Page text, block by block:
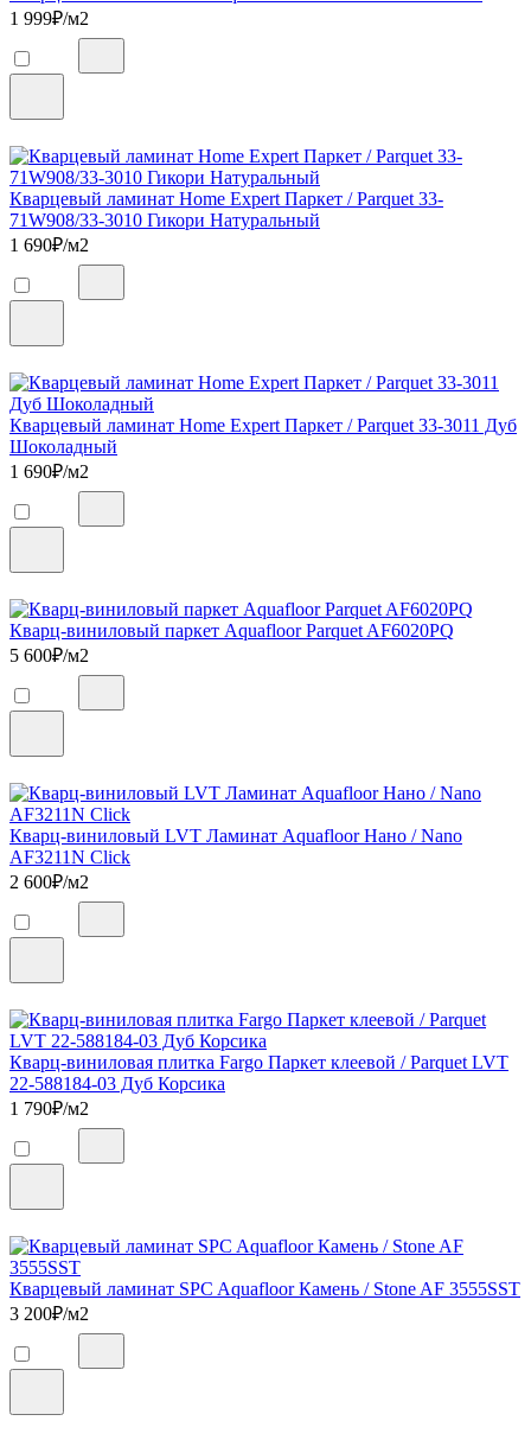
1 999₽/м2
Кварцевый ламинат Home Expert Паркет / Parquet 33-
71W908/33-3010 Гикори Натуральный
1 690₽/м2
Кварцевый ламинат Home Expert Паркет / Parquet 33-3011 Дуб
Шоколадный
1 690₽/м2
Кварц-виниловый паркет Aquafloor Parquet AF6020PQ
5 600₽/м2
Кварц-виниловый LVT Ламинат Aquafloor Нано / Nano
AF3211N Click
2 600₽/м2
Кварц-виниловая плитка Fargo Паркет клеевой / Parquet LVT
22-588184-03 Дуб Корсика
1 790₽/м2
Кварцевый ламинат SPC Aquafloor Камень / Stone AF 3555SST
3 200₽/м2